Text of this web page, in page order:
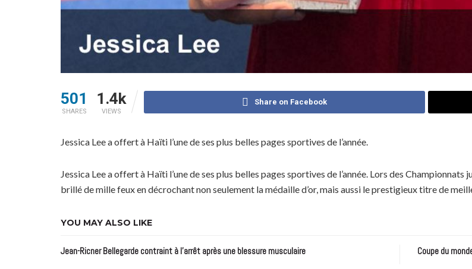
501
SHARES
1.4k
VIEWS
Share on Facebook
Jessica Lee a offert à Haïti l’une de ses plus belles pages sportives de l’année.
Jessica Lee a offert à Haïti l’une de ses plus belles pages sportives de l’année. Lors des
brillé de mille feux en décrochant non seulement la médaille d’or, mais aussi le prestigieux titre de
YOU MAY ALSO LIKE
Jean-Ricner Bellegarde contraint à l’arrêt après une blessure musculaire Coupe du